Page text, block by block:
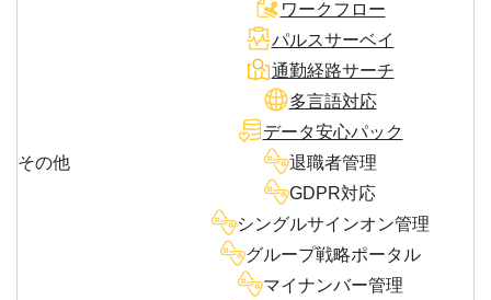
その他
ワークフロー
パルスサーベイ
通勤経路サーチ
多言語対応
データ安心パック
退職者管理
GDPR対応
シングルサインオン管理
グループ戦略ポータル
マイナンバー管理